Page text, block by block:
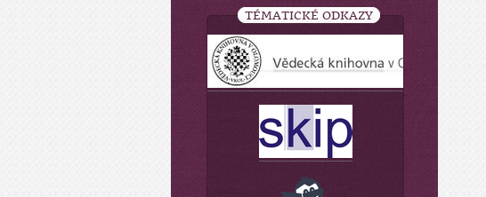
TÉMATICKÉ ODKAZY